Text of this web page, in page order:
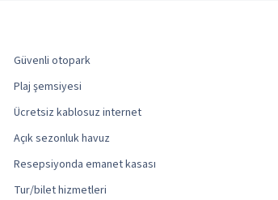
Güvenli otopark
Plaj şemsiyesi
Ücretsiz kablosuz internet
Açık sezonluk havuz
Resepsiyonda emanet kasası
Tur/bilet hizmetleri